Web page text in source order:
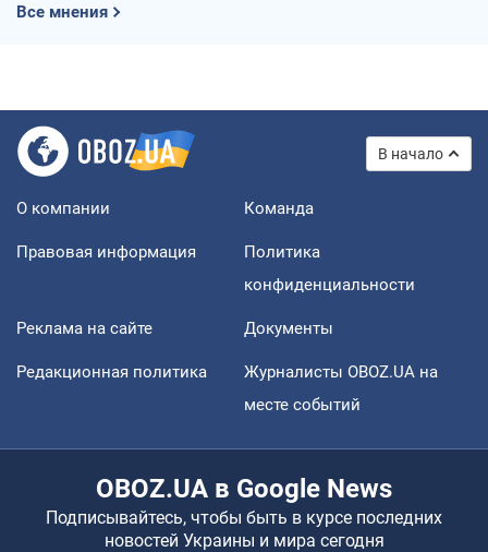
Все мнения
В начало
О компании Команда
Правовая информация
Политика
конфиденциальности
Реклама на сайте Документы
Редакционная политика
Журналисты OBOZ.UA на
месте событий
OBOZ.UA в Google News
Подписывайтесь, чтобы быть в курсе последних
новостей Украины и мира сегодня